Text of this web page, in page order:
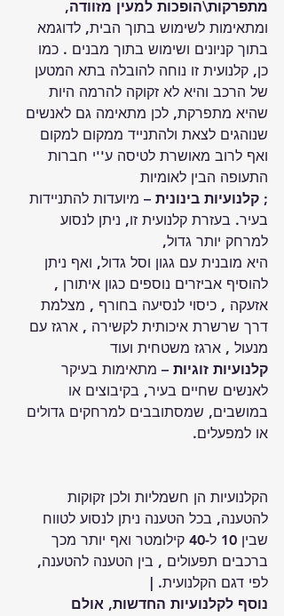
מתפרקות\הופכות למעין מזוודה,
ומתאימות לשימוש בתוך הבית, לדוגמא
בתוך קניונים ושימוש בתוך מבנים . כמו
כן, קלנועית זו נוחה להובלה בתא המטען
של הרכב והיא לא זקוקה להרמה היות
שהיא מתפרקת, לכן מתאימה גם לאנשים
שנוהגים לצאת ולהתנייד ממקום למקום
ואף לרוב מאושרת לטיסה ע''י חברות
התעופה הבין לאומיות
; קלנועיות בינונית – מיועדות להתניידות
בעיר. בעזרת קלנועית זו, ניתן לנסוע
למרחק יותר גדול,
היא מובנית עם גגון וסל גדול, ואף ניתן
להוסיף אביזרים נוספים כגון איתורן ,
אזעקה , כיסוי לנסיעה בחורף , מצלמת
דרך שרשרת איכותית לקשירה , ארגז עם
מנעול , ארגז משטחית ועוד
קלנועיות זוגיות – מתאימות בעיקר
לאנשים שחיים בעיר, בקיבוצים או
במושבים, שמסתובבים למרחקים גדולים
או למפעלים.
הקלנועיות הן חשמליות ולכן זקוקות
להטענה, בכל הטענה ניתן לנסוע לטווח
שבין 10 ל-40 קילומטר ואף יותר מכך
ברכבים תפעולים , בין הטענה להטענה,
לפי דגם הקלנועית. |
נוסף לקלנועיות החדשות, אולם